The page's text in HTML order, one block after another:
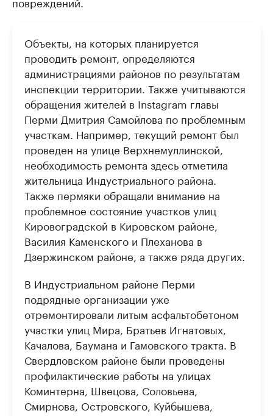
Объекты, на которых планируется
проводить ремонт, определяются
администрациями районов по результатам
инспекции территории. Также учитываются
обращения жителей в Instagram главы
Перми Дмитрия Самойлова по проблемным
участкам. Например, текущий ремонт был
проведен на улице Верхнемуллинской,
необходимость ремонта здесь отметила
жительница Индустриального района.
Также пермяки обращали внимание на
проблемное состояние участков улиц
Кировоградской в Кировском районе,
Василия Каменского и Плеханова в
Дзержинском районе, а также ряда других.
В Индустриальном районе Перми
подрядные организации уже
отремонтировали литым асфальтобетоном
участки улиц Мира, Братьев Игнатовых,
Качалова, Баумана и Гамовского тракта. В
Свердловском районе были проведены
профилактические работы на улицах
Коминтерна, Швецова, Соловьева,
Смирнова, Островского, Куйбышева,